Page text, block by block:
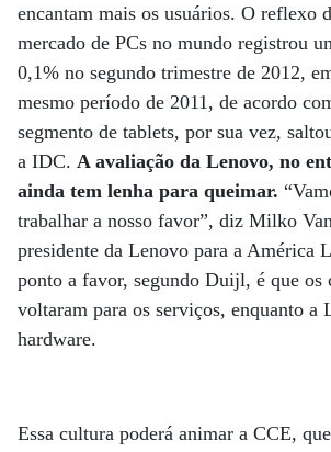
encantam mais os usuários. O reflexo
mercado de PCs no mundo registrou
0,1% no segundo trimestre de 2012,
mesmo período de 2011, de acordo
segmento de tablets, por sua vez,
a IDC. A avaliação da Lenovo, no
ainda tem lenha para queimar.
trabalhar a nosso favor”, diz Milko
presidente da Lenovo para a América
ponto a favor, segundo Duijl, é que os
voltaram para os serviços, enquanto a
hardware.
Essa cultura poderá animar a CCE,